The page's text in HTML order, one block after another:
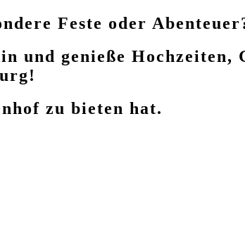
Feste oder
und genieße
zu bieten hat.